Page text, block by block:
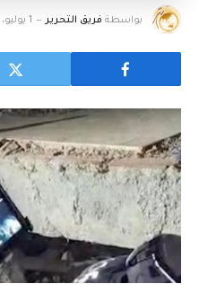
بواسطة فريق التحرير 1 يوليو، 2026